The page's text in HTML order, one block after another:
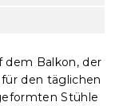
dem Balkon, der
den täglichen
Stühle